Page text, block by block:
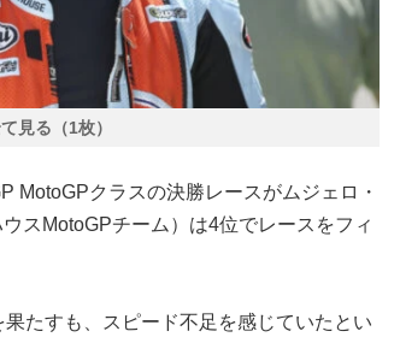
見る（1枚）
MotoGPクラスの決勝レースがムジェロ・
スMotoGPチーム）は4位でレースをフィ
たすも、スピード不足を感じていたとい